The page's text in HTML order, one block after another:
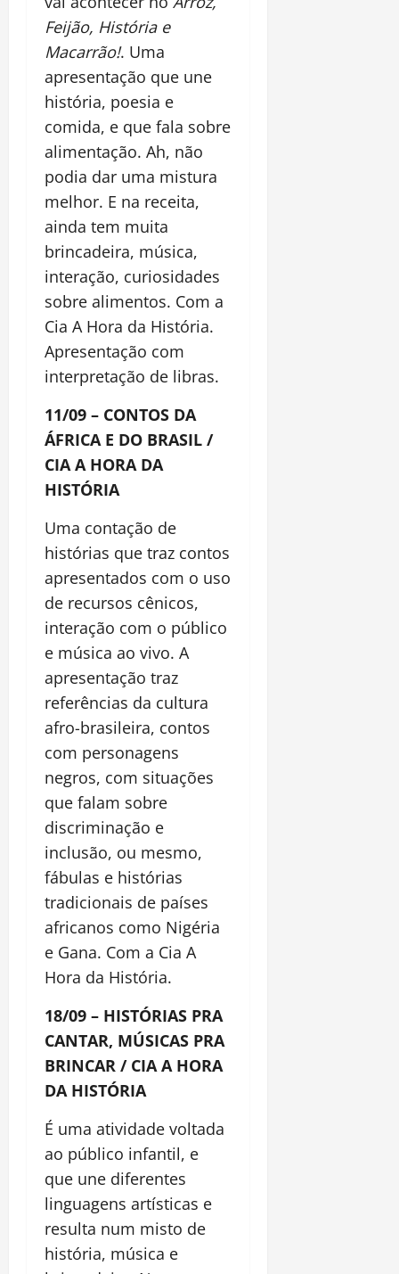
Feijão, História e
Macarrão!. Uma
apresentação que une
história, poesia e
comida, e que fala sobre
alimentação. Ah, não
podia dar uma mistura
melhor. E na receita,
ainda tem muita
brincadeira, música,
interação, curiosidades
sobre alimentos. Com a
Cia A Hora da História.
Apresentação com
interpretação de libras.
11/09 – CONTOS DA
ÁFRICA E DO BRASIL /
CIA A HORA DA
HISTÓRIA
Uma contação de
histórias que traz contos
apresentados com o uso
de recursos cênicos,
interação com o público
e música ao vivo. A
apresentação traz
referências da cultura
afro-brasileira, contos
com personagens
negros, com situações
que falam sobre
discriminação e
inclusão, ou mesmo,
fábulas e histórias
tradicionais de países
africanos como Nigéria
e Gana. Com a Cia A
Hora da História.
18/09 – HISTÓRIAS PRA
CANTAR, MÚSICAS PRA
BRINCAR / CIA A HORA
DA HISTÓRIA
É uma atividade voltada
ao público infantil, e
que une diferentes
linguagens artísticas e
resulta num misto de
história, música e